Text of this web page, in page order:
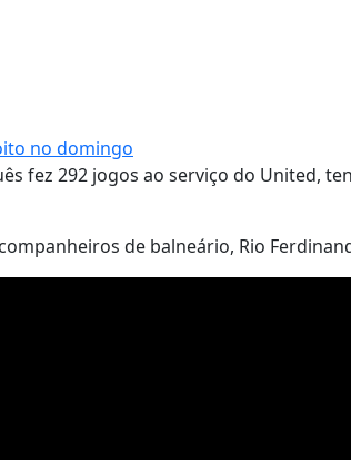
no domingo
fez 292 jogos ao serviço do United,
de balneário, Rio